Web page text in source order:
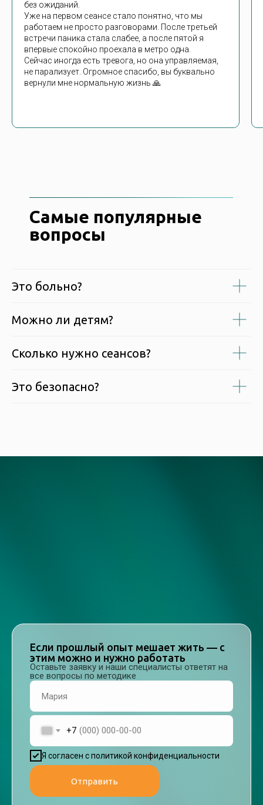
без ожиданий.
Уже на первом сеансе стало понятно, что мы
работаем не просто разговорами. После третьей
встречи паника стала слабее, а после пятой я
впервые спокойно проехала в метро одна.
Сейчас иногда есть тревога, но она управляемая,
не парализует. Огромное спасибо, вы буквально
вернули мне нормальную жизнь 🙏
Самые популярные
вопросы
Это больно?
Можно ли детям?
Сколько нужно сеансов?
Это безопасно?
Если прошлый опыт мешает жить — с
этим можно и нужно работать
Оставьте заявку и наши специалисты ответят на
все вопросы по методике
+7
Я согласен с политикой конфиденциальности
Отправить